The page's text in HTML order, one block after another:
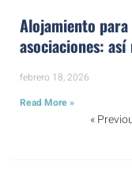
Alojamiento
asociaciones:
febrero 18, 2026
Read More »
«